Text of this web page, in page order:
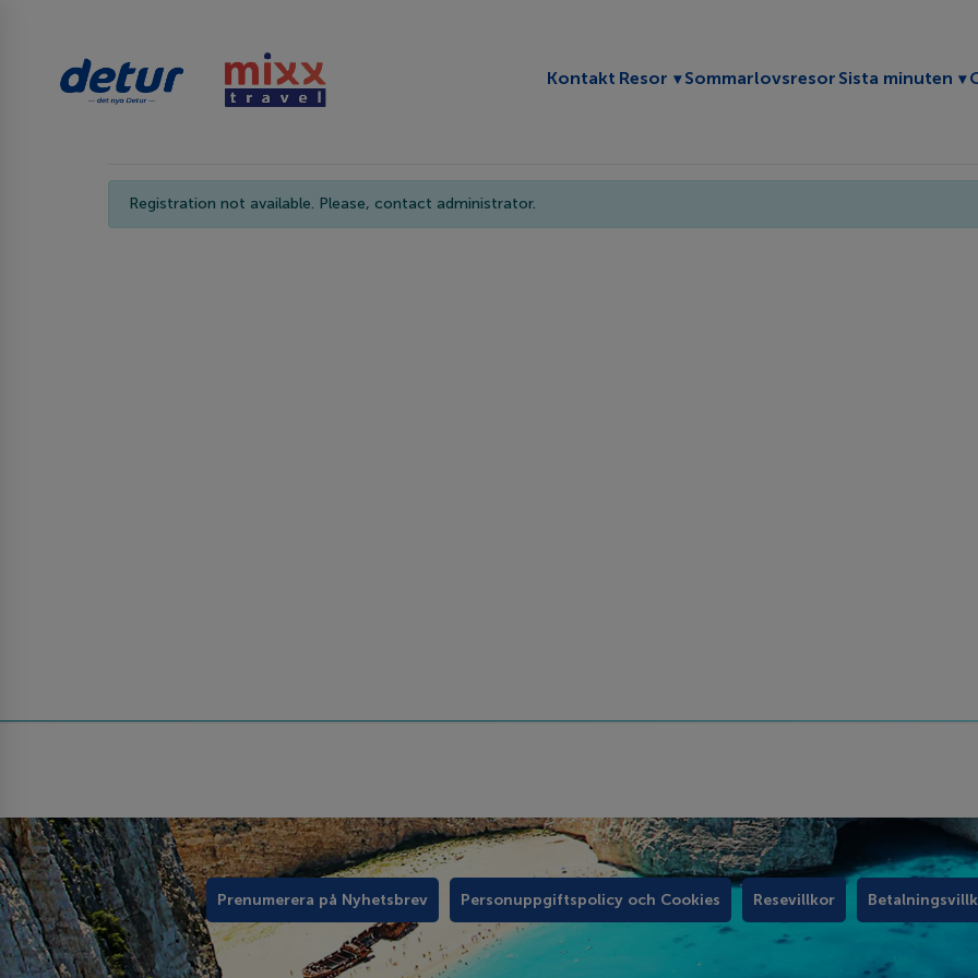
Kontakt Resor Toggle submenu
Sommarlovsresor Sista minuten
Registration not available. Please, contact administrator.
Prenumerera på Nyhetsbrev Personuppgiftspolicy och Cookies Resevillkor